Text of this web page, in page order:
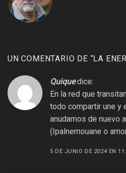
UN COMENTARIO DE “LA
Quique dice:
En la red que
todo compartir une y
anudamos de nuevo
(Ipalnemouane o
5 DE JUNIO DE 2024 EN